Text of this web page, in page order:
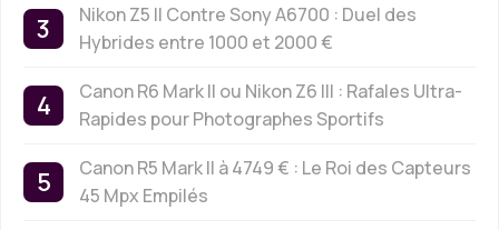
Nikon Z5 II Contre Sony A6700 : Duel des
Hybrides entre 1000 et 2000 €
Canon R6 Mark II ou Nikon Z6 III : Rafales Ultra-
Rapides pour Photographes Sportifs
Canon R5 Mark II à 4749 € : Le Roi des Capteurs
45 Mpx Empilés